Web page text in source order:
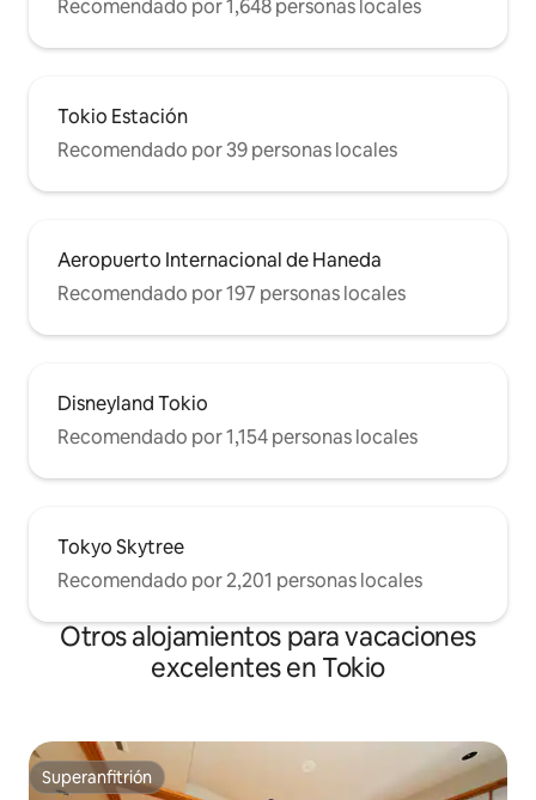
Quijote Shinjuku Korean Town (Shin-
Golden Street
Recomendado por 1,648 personas locales
Tokio Estación
Recomendado por 39 personas locales
Aeropuerto Internacional de Haneda
Recomendado por 197 personas locales
Disneyland Tokio
Recomendado por 1,154 personas locales
Tokyo Skytree
Recomendado por 2,201 personas locales
Otros alojamientos para vacaciones
excelentes en Tokio
Superanfitrión
Superanfitrión